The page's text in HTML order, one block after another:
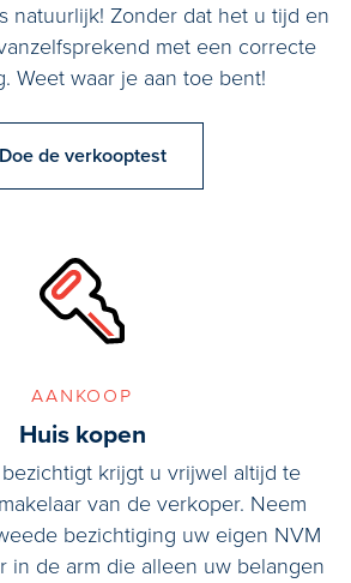
natuurlijk! Zonder dat het u tijd en
met een correcte
Weet waar je aan toe bent!
Doe de verkooptest
aankoop
Huis kopen
krijgt u vrijwel altijd te
van de verkoper. Neem
bezichtiging uw eigen NVM
in de arm die alleen uw belangen